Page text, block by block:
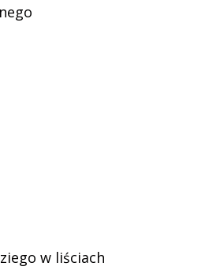
w liściach